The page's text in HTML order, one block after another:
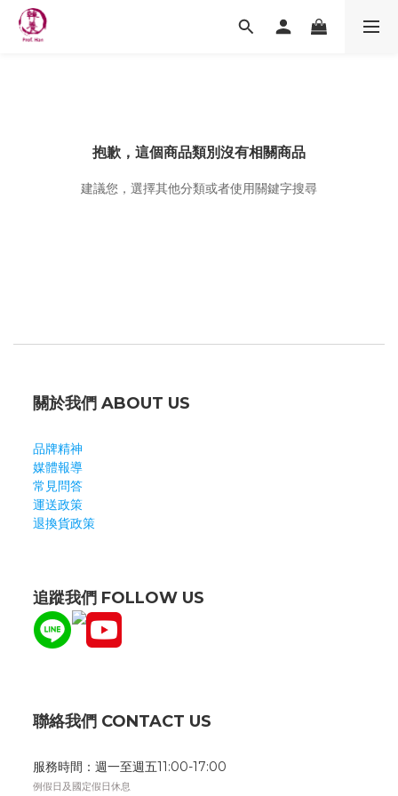
抱歉，這個商品類別沒有相關商品
建議您，選擇其他分類或者使用關鍵字搜尋
關於我們 ABOUT US
品牌精神
媒體報導
常見問答
運送政策
退換貨政策
追蹤我們 FOLLOW US
聯絡我們 CONTACT US
服務時間：週一至週五11:00-17:00
例假日及國定假日休息